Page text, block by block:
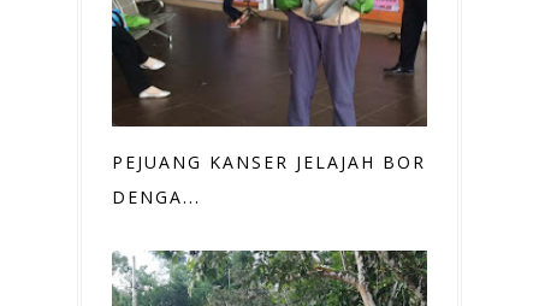
PEJUANG KANSER JELAJAH BORNEO
DENGA...